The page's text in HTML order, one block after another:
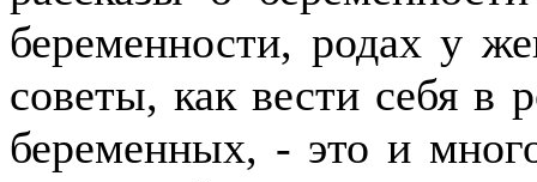
беременности, родах у
советы, как вести себя в
беременных, - это и